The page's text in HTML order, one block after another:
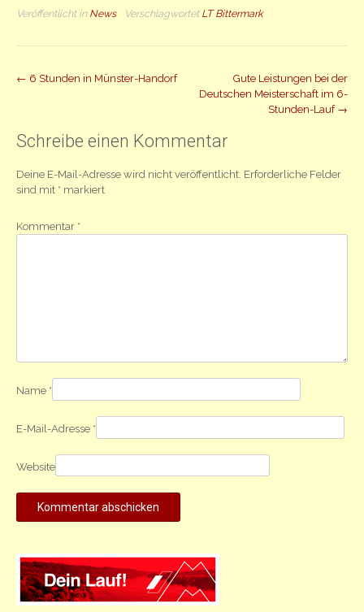
Veröffentlicht in News Verschlagwortet LT Bittermark
Beitrag
← 6 Stunden in Münster-Handorf
Gute Leistungen bei der
Deutschen Meisterschaft im 6-
Stunden-Lauf →
Schreibe einen Kommentar
Deine E-Mail-Adresse wird nicht veröffentlicht. Erforderliche Felder
sind mit * markiert
Kommentar *
Name *
E-Mail-Adresse *
Website